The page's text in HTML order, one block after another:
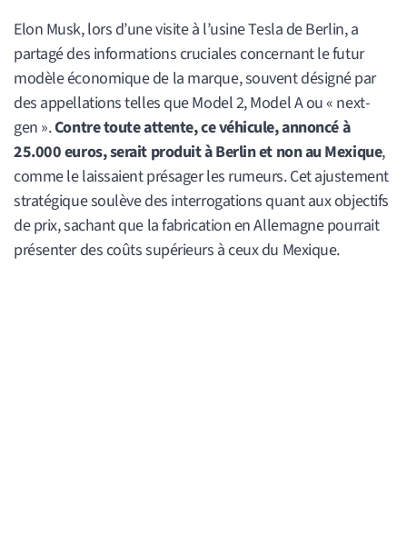
Elon Musk, lors d’une visite à l’usine Tesla de Berlin, a
partagé des informations cruciales concernant le futur
modèle économique de la marque, souvent désigné par
des appellations telles que Model 2, Model A ou « next-
gen ».Contre toute attente, ce véhicule, annoncé à
25.000 euros, serait produit à Berlin et non au Mexique,
comme le laissaient présager les rumeurs. Cet ajustement
stratégique soulève des interrogations quant aux objectifs
de prix, sachant que la fabrication en Allemagne pourrait
présenter des coûts supérieurs à ceux du Mexique.